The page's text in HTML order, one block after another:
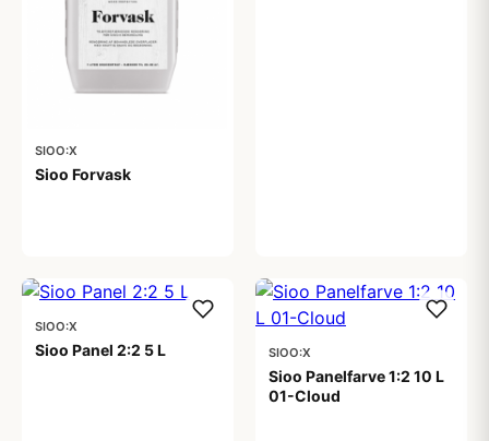
SIOO:X
Sioo Forvask
SIOO:X
Sioo Panel 2:2 5 L SIOO:X
Sioo Panelfarve 1:2 10 L
01-Cloud